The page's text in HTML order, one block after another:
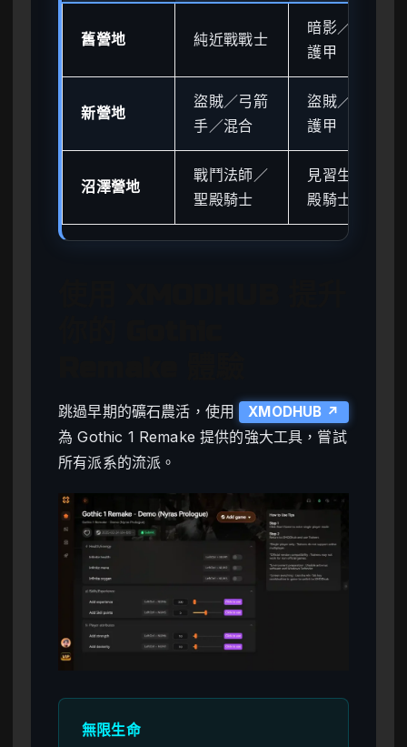
舊營地 純近戰戰士
暗影／衛兵
護甲
新營地
盜賊／弓箭
手／混合
盜賊／傭兵
護甲
沼澤營地
戰鬥法師／
聖殿騎士
見習生／聖
殿騎士護甲
跳過早期的礦石農活，使用 XMODHUB ↗
為 Gothic 1 Remake 提供的強大工具，嘗試
所有派系的流派。
無限生命